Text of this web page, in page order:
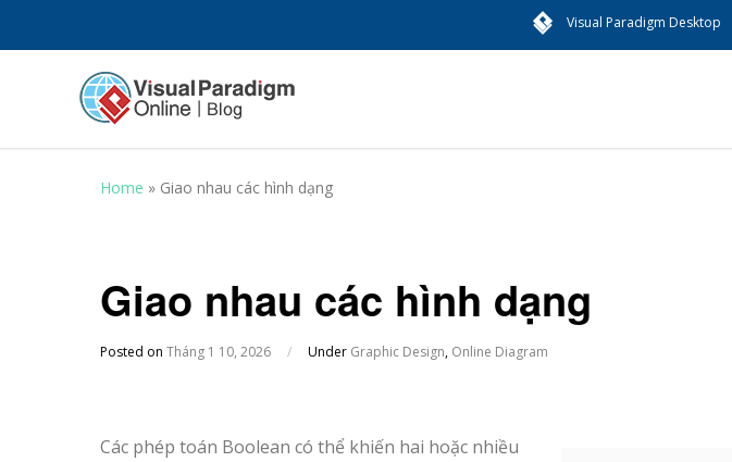
Visual Paradigm Desktop
Home » Giao nhau các hình dạng
Giao nhau các hình dạng
Posted on Tháng 1 10, 2026 / Under Graphic Design, Online Diagram
Các phép toán Boolean có thể khiến hai hoặc nhiều